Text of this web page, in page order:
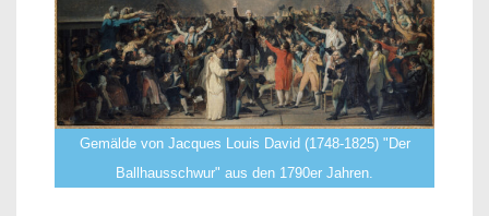
Gemälde von Jacques Louis David (1748-1825) "Der
Ballhausschwur" aus den 1790er Jahren.